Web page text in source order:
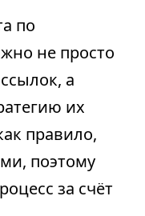
по
не просто
а
их
правило,
поэтому
за счёт